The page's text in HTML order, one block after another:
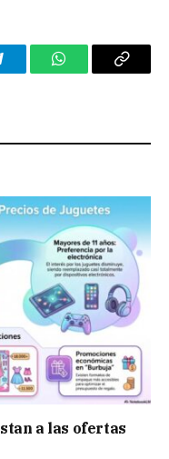
WhatsAppCopy
a las ofertas